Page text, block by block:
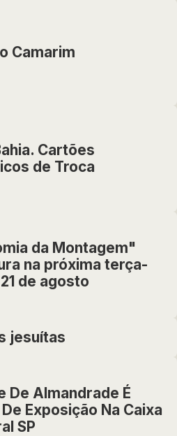
Camarim
Cartões
de Troca
da Montagem"
na próxima terça-
de agosto
jesuítas
De Almandrade É
Exposição Na Caixa
SP